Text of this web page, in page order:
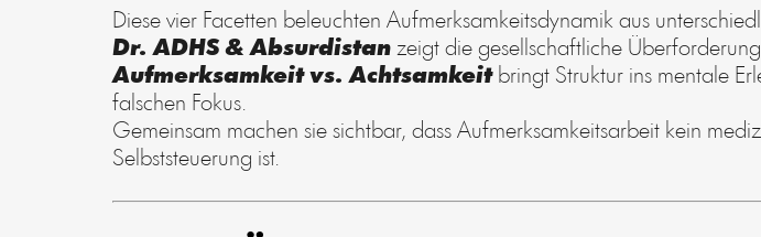
Diese vier Facetten beleuchten Aufmerksamkeitsdynamik aus
Dr. ADHS & Absurdistan zeigt die gesellschaftliche
Aufmerksamkeit vs. Achtsamkeitbringt Struktur ins mentale
falschen Fokus.
Gemeinsam machen sie sichtbar, dass Aufmerksamkeitsarbeit kein
Selbststeuerung ist.